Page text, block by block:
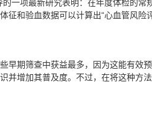
一项最新研究表明：在年度体检的
征和验血数据可以计算出“心血管风
早期筛查中获益最多，因为这能有效
并增加其普及度。不过，在将这种方